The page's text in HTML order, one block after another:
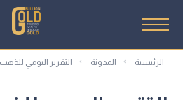
الرئيسية المدونة التقرير اليومي للذهب